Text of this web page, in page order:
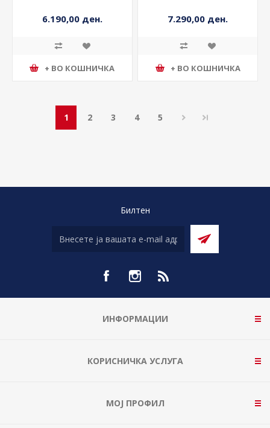
6.190,00 ден.
+ ВО КОШНИЧКА
7.290,00 ден.
+ ВО КОШНИЧКА
1 2 3 4 5
Билтен
ИНФОРМАЦИИ
КОРИСНИЧКА УСЛУГА
МОЈ ПРОФИЛ